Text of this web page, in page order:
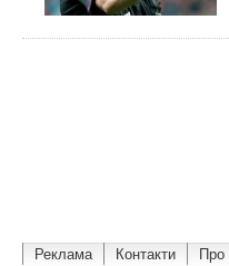
Реклама Контакти Про